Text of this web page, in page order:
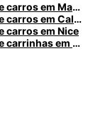
Aluguer de carros em Madrid
Aluguer de carros em Caldas da Rainha
carros em Nice
Aluguer de carrinhas em Santa Maria da Feira